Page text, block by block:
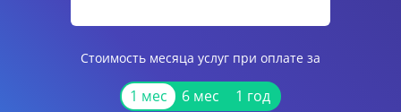
Стоимость месяца услуг при оплате за
1 мес 6 мес 1 год